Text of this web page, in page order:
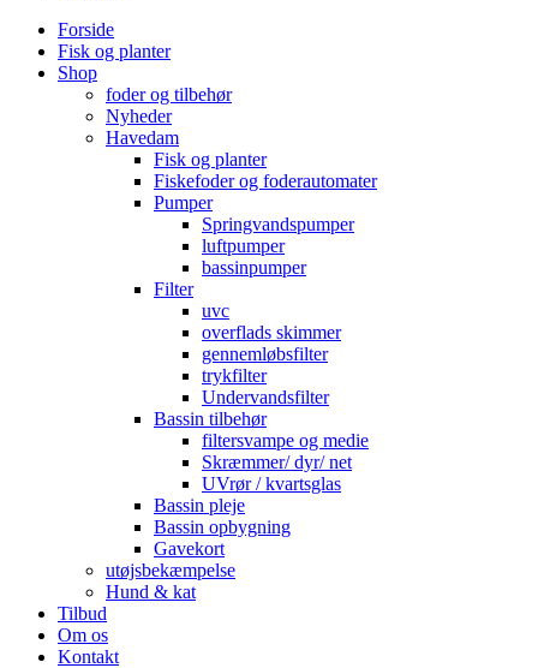
Forside
Fisk og planter
Shop
foder og tilbehør
Nyheder
Havedam
Fisk og planter
Fiskefoder og foderautomater
Pumper
Springvandspumper
luftpumper
bassinpumper
Filter
uvc
overflads skimmer
gennemløbsfilter
trykfilter
Undervandsfilter
Bassin tilbehør
filtersvampe og medie
Skræmmer/ dyr/ net
UVrør / kvartsglas
Bassin pleje
Bassin opbygning
Gavekort
utøjsbekæmpelse
Hund & kat
Tilbud
Om os
Kontakt